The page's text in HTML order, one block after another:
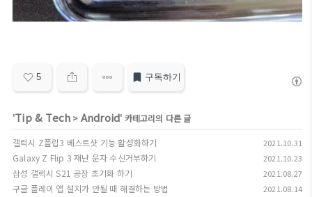
5 구독하기
'Tip & Tech > Android' 카테고리의 다른 글
갤럭시 Z플립3 베스트샷 기능 활성화하기 2021.10.31
Galaxy Z Flip 3 재난 문자 수신거부하기 2021.10.23
삼성 갤럭시 S21 공장 초기화 하기 2021.08.27
구글 플레이 앱 설치가 안될 때 해결하는 방법 2021.08.14